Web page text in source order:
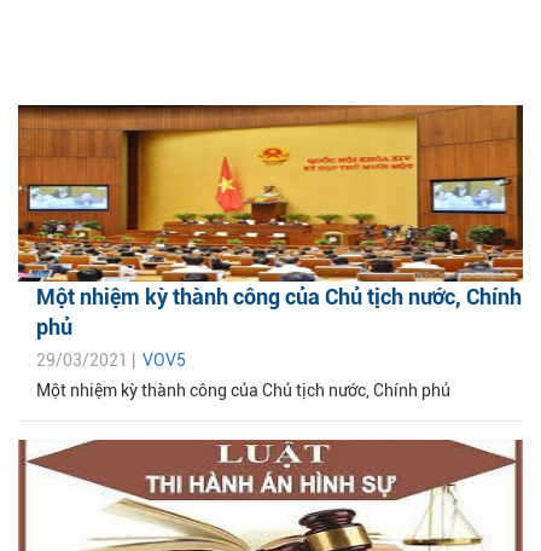
Một nhiệm kỳ thành công của Chủ tịch nước, Chính
phủ
29/03/2021 | VOV5
Một nhiệm kỳ thành công của Chủ tịch nước, Chính phủ